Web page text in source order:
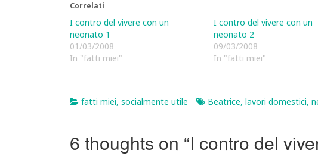
Correlati
I contro del vivere con un
neonato 1
01/03/2008
In "fatti miei"
I contro del vivere con un
neonato 2
09/03/2008
In "fatti miei"
fatti miei, socialmente utile Beatrice, lavori domestici,
6 thoughts on “I contro del